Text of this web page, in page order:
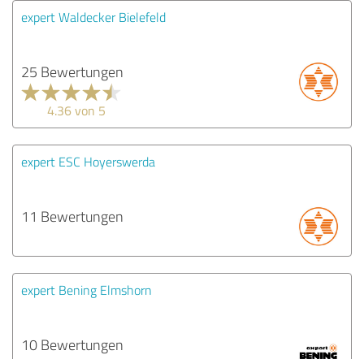
expert Waldecker Bielefeld
25 Bewertungen
4.36 von 5
expert ESC Hoyerswerda
11 Bewertungen
expert Bening Elmshorn
10 Bewertungen